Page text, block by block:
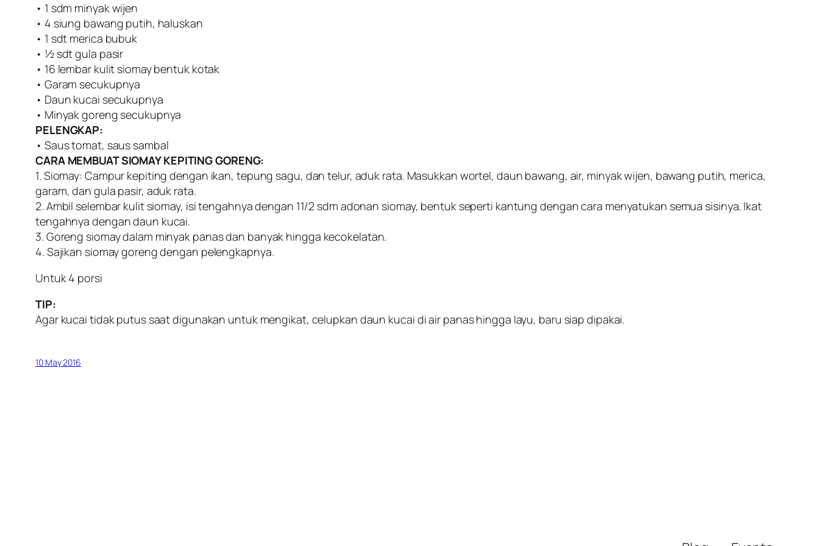
• 1 sdm minyak wijen
• 4 siung bawang putih, haluskan
• 1 sdt merica bubuk
• ½ sdt gula pasir
• 16 lembar kulit siomay bentuk kotak
• Garam secukupnya
• Daun kucai secukupnya
• Minyak goreng secukupnya
PELENGKAP:
• Saus tomat, saus sambal
CARA MEMBUAT SIOMAY KEPITING GORENG:
1. Siomay: Campur kepiting dengan ikan, tepung sagu, dan telur, aduk rata. Masukkan wortel, daun bawang, air, minyak wijen, bawang putih, merica,
garam, dan gula pasir, aduk rata.
2. Ambil selembar kulit siomay, isi tengahnya dengan 11/2 sdm adonan siomay, bentuk seperti kantung dengan cara menyatukan semua sisinya. Ikat
tengahnya dengan daun kucai.
3. Goreng siomay dalam minyak panas dan banyak hingga kecokelatan.
4. Sajikan siomay goreng dengan pelengkapnya.
Untuk 4 porsi
TIP:
Agar kucai tidak putus saat digunakan untuk mengikat, celupkan daun kucai di air panas hingga Iayu, baru siap dipakai.
10 May 2016